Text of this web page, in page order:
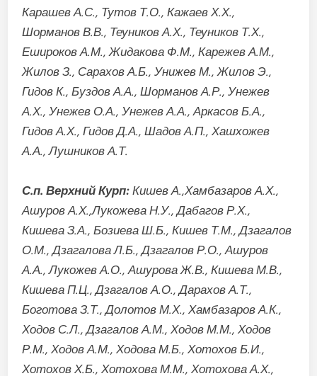
Карашев А.С., Тутов Т.О., Кажаев Х.Х.,
Шорманов В.В., Теуников А.Х., Теуников Т.Х.,
Ешироков А.М., Жидакова Ф.М., Карежев А.М.,
Жилов З., Сарахов А.Б., Унижев М., Жилов Э.,
Гидов К., Буздов А.А., Шорманов А.Р., Унежев
А.Х., Унежев О.А., Унежев А.А., Аркасов Б.А.,
Гидов А.Х., Гидов Д.А., Шадов А.П., Хашхожев
А.А., Лушников А.Т.
С.п. Верхний Курп:Кишев А.,Хамбазаров А.Х.,
Ашуров А.Х.,Лукожева Н.У., Дабагов Р.Х.,
Кишева З.А., Бозиева Ш.Б., Кишев Т.М., Дзагалов
О.М., Дзагалова Л.Б., Дзагалов Р.О., Ашуров
А.А., Лукожев А.О., Ашурова Ж.В., Кишева М.В.,
Кишева П.Ц., Дзагалов А.О., Дарахов А.Т.,
Боготова З.Т., Долотов М.Х., Хамбазаров А.К.,
Ходов С.Л., Дзагалов А.М., Ходов М.М., Ходов
Р.М., Ходов А.М., Ходова М.Б., Хотохов Б.И.,
Хотохов Х.Б., Хотохова М.М., Хотохова А.Х.,